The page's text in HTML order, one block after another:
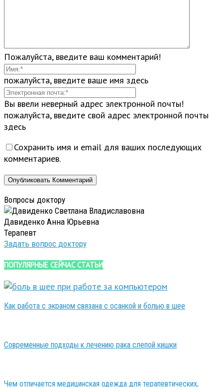
Пожалуйста, введите ваш комментарий!
пожалуйста, введите ваше имя здесь
Вы ввели неверный адрес электронной почты!
пожалуйста, введите свой адрес электронной почты
здесь
Сохранить имя и email для ваших последующих
комментариев.
Вопросы доктору
Давиденко Анна Юрьевна
Терапевт
Задать вопрос доктору
ПОПУЛЯРНЫЕ СЕЙЧАС СТАТЬИ
Как работа с экраном связана с осанкой и болью в шее
Современные подходы к лечению рака слепой кишки
Чем отличается медицинская одежда для терапевтических,